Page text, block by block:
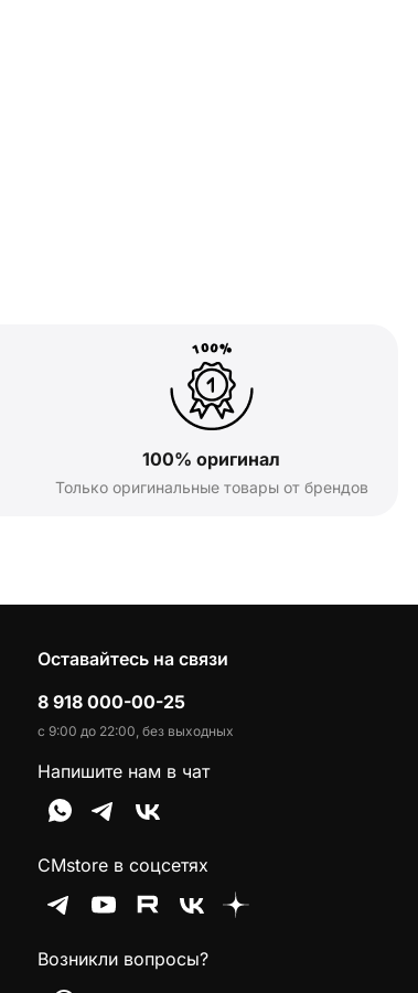
100% оригинал
Только оригинальные товары от брендов
Оставайтесь на связи
8 918 000-00-25
с 9:00 до 22:00, без выходных
Напишите нам в чат
CMstore в соцсетях
Возникли вопросы?